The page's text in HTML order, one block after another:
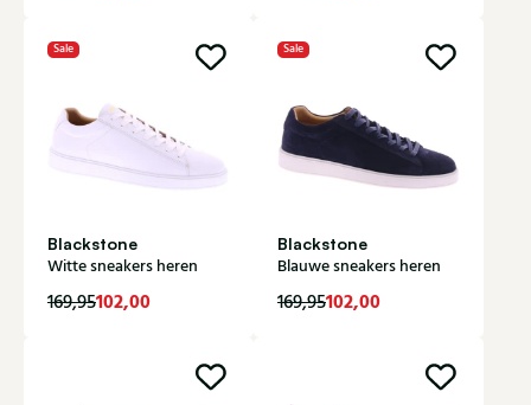
Sale
Blackstone
Witte sneakers heren
169,95102,00
Sale
Blackstone
Blauwe sneakers heren
169,95102,00